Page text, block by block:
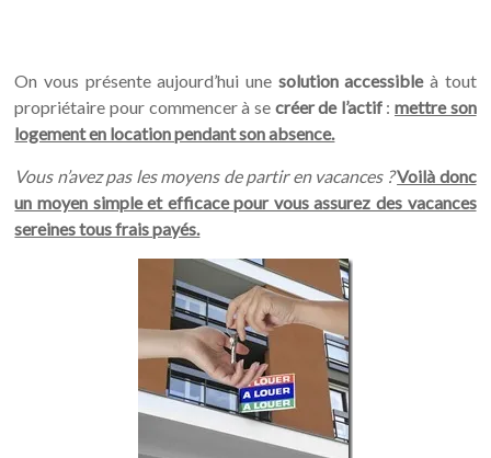
On vous présente aujourd’hui une solution accessibleà tout
propriétaire pour commencer à se créer de l’actif: mettre son
logement en location pendant son absence.
Vous n’avez pas les moyens de partir en vacances ?Voilà donc
un moyen simple et efficace pour vous assurez des vacances
sereines tous frais payés.